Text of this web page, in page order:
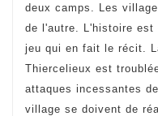
deux camps. Les
de l'autre. L'histoire est
jeu qui en fait le récit.
Thiercelieux est
attaques incessantes
village se doivent de